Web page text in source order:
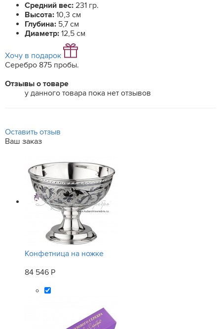
Средний вес: 231 гр.
Высота: 10,3 см
Глубина: 5,7 см
Диаметр: 12,5 см
Хочу в подарок
Серебро 875 пробы.
Отзывы о товаре
у данного товара пока нет отзывов
Оставить отзыв
Ваш заказ
Конфетница на ножке
84 546 Р